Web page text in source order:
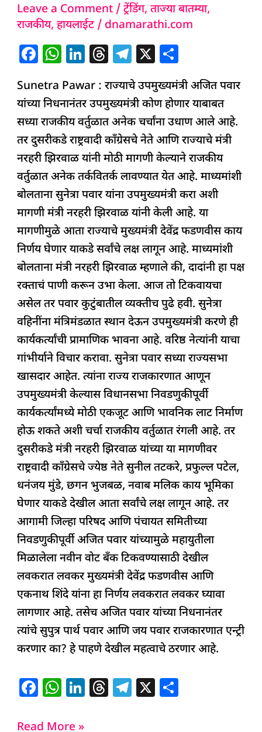
Leave a Comment /ट्रेंडिंग,ताज्या बातम्या,
राजकीय,हायलाईट/ dnamarathi.com
F
c
e
b
o
o
k
W
at
s
A
p
p
Li
k
e
dI
n
T
re
a
d
s
T
el
e
g
ra
m
X
h
ar
e
Sunetra Pawar : राज्याचे उपमुख्यमंत्री अजित पवार
यांच्या निधनानंतर उपमुख्यमंत्री कोण होणार याबाबत
सध्या राजकीय वर्तुळात अनेक चर्चांना उधाण आले आहे.
तर दुसरीकडे राष्ट्रवादी काँग्रेसचे नेते आणि राज्याचे मंत्री
नरहरी झिरवाळ यांनी मोठी मागणी केल्याने राजकीय
वर्तुळात अनेक तर्कवितर्क लावण्यात येत आहे. माध्यमांशी
बोलताना सुनेत्रा पवार यांना उपमुख्यमंत्री करा अशी
मागणी मंत्री नरहरी झिरवाळ यांनी केली आहे. या
मागणीमुळे आता राज्याचे मुख्यमंत्री देवेंद्र फडणवीस काय
निर्णय घेणार याकडे सर्वांचे लक्ष लागून आहे. माध्यमांशी
बोलताना मंत्री नरहरी झिरवाळ म्हणाले की, दादांनी हा पक्ष
रक्ताचं पाणी करून उभा केला. आज तो टिकवायचा
असेल तर पवार कुटुंबातील व्यक्तीच पुढे हवी. सुनेत्रा
वहिनींना मंत्रिमंडळात स्थान देऊन उपमुख्यमंत्री करणे ही
कार्यकर्त्यांची प्रामाणिक भावना आहे. वरिष्ठ नेत्यांनी याचा
गांभीर्याने विचार करावा. सुनेत्रा पवार सध्या राज्यसभा
खासदार आहेत. त्यांना राज्य राजकारणात आणून
उपमुख्यमंत्री केल्यास विधानसभा निवडणुकीपूर्वी
कार्यकर्त्यांमध्ये मोठी एकजूट आणि भावनिक लाट निर्माण
होऊ शकते अशी चर्चा राजकीय वर्तुळात रंगली आहे. तर
दुसरीकडे मंत्री नरहरी झिरवाळ यांच्या या मागणीवर
राष्ट्रवादी काँग्रेसचे ज्येष्ठ नेते सुनील तटकरे, प्रफुल्ल पटेल,
धनंजय मुंडे, छगन भुजबळ, नवाब मलिक काय भूमिका
घेणार याकडे देखील आता सर्वांचे लक्ष लागून आहे. तर
आगामी जिल्हा परिषद आणि पंचायत समितीच्या
निवडणुकीपूर्वी अजित पवार यांच्यामुळे महायुतीला
मिळालेला नवीन वोट बँक टिकवण्यासाठी देखील
लवकरात लवकर मुख्यमंत्री देवेंद्र फडणवीस आणि
एकनाथ शिंदे यांना हा निर्णय लवकरात लवकर घ्यावा
लागणार आहे. तसेच अजित पवार यांच्या निधनानंतर
त्यांचे सुपुत्र पार्थ पवार आणि जय पवार राजकारणात एन्ट्री
करणार का? हे पाहणे देखील महत्वाचे ठरणार आहे.
F
c
W
at
Li T T X
उपमुख्यमंत्री
करा;
राष्ट्रवादीकडून
मोठी
मागणी
Read More »